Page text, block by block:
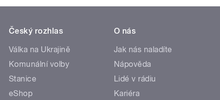
Český rozhlas
Válka na Ukrajině
Komunální volby
Stanice
eShop
O nás
Jak nás naladíte
Nápověda
Lidé v rádiu
Kariéra